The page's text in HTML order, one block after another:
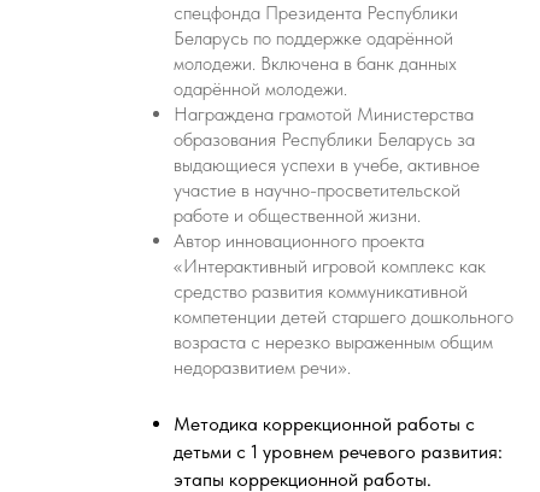
спецфонда Президента Республики
Беларусь по поддержке одарённой
молодежи. Включена в банк данных
одарённой молодежи.
Награждена грамотой Министерства
образования Республики Беларусь за
выдающиеся успехи в учебе, активное
участие в научно-просветительской
работе и общественной жизни.
Автор инновационного проекта
«Интерактивный игровой комплекс как
средство развития коммуникативной
компетенции детей старшего дошкольного
возраста с нерезко выраженным общим
недоразвитием речи».
Методика коррекционной работы с
детьми с 1 уровнем речевого развития:
этапы коррекционной работы.